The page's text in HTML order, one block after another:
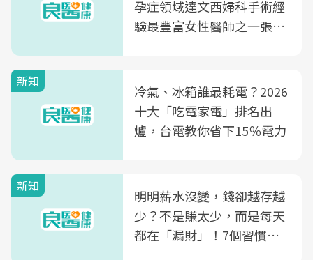
孕症領域達文西婦科手術經
驗最豐富女性醫師之一張永
光田醫院建構360度女性健
康照護生態圈
新知
冷氣、冰箱誰最耗電？2026
十大「吃電家電」排名出
爐，台電教你省下15％電力
新知
明明薪水沒變，錢卻越存越
少？不是賺太少，而是每天
都在「漏財」！7個習慣一